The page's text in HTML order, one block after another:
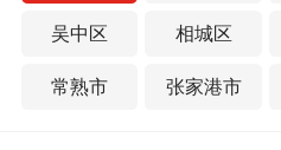
吴中区 相城区
常熟市 张家港市